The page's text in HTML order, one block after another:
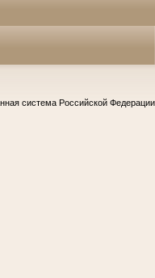
система Российской